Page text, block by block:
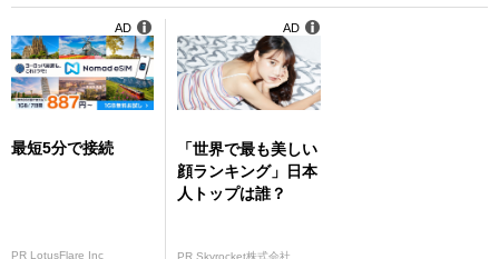
ら
最短5分で接続
PR LotusFlare Inc
AD
「世界で最も美しい
顔ランキング」日本
人トップは誰？
PR Skyrocket株式会社
AD